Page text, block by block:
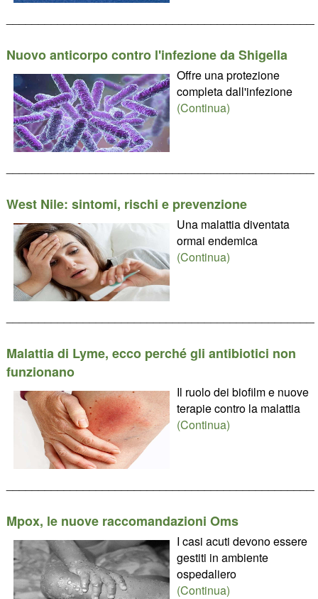
Nuovo anticorpo contro l'infezione da Shigella
Offre una protezione
completa dall'infezione
(Continua)
West Nile: sintomi, rischi e prevenzione
Una malattia diventata
ormai endemica
(Continua)
Malattia di Lyme, ecco perché gli antibiotici non
funzionano
Il ruolo dei biofilm e nuove
terapie contro la malattia
(Continua)
Mpox, le nuove raccomandazioni Oms
I casi acuti devono essere
gestiti in ambiente
ospedaliero
(Continua)